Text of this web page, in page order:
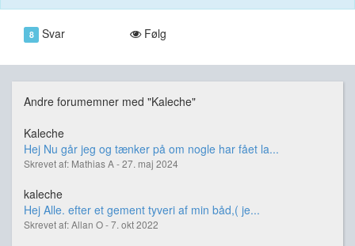
8 Svar Følg
Andre forumemner med "Kaleche"
Kaleche
Hej Nu går jeg og tænker på om nogle har fået la...
Skrevet af: Mathias A - 27. maj 2024
kaleche
Hej Alle. efter et gement tyveri af min båd,( je...
Skrevet af: Allan O - 7. okt 2022